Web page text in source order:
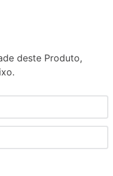
deste Produto,